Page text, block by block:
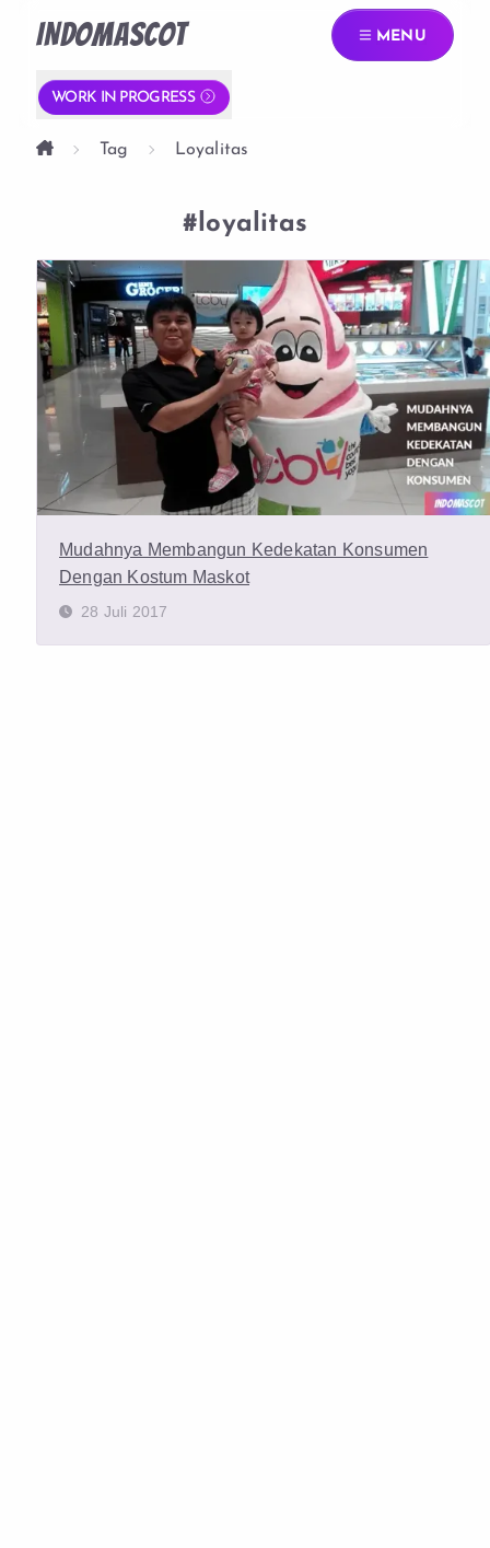
INDOMASCOT MENU
WORK IN PROGRESS
Tag Loyalitas
#loyalitas
Mudahnya Membangun Kedekatan Konsumen
Dengan Kostum Maskot
28 Juli 2017